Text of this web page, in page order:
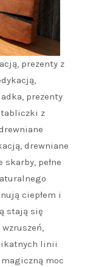
prezenty z
prezenty
tabliczki z
drewniane
pełne
ciepłem i
stają się
linii
moc